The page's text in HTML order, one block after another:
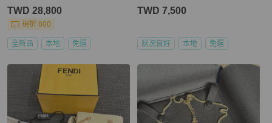
TWD 28,800
現折 800
全新品 本地 免運
TWD 7,500
狀況良好 本地 免運